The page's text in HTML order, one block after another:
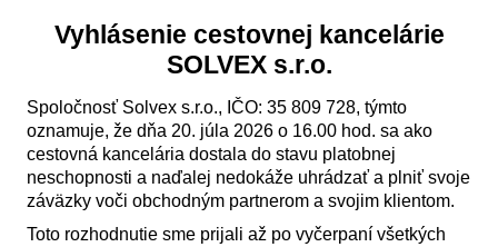
Vyhlásenie cestovnej kancelárie
SOLVEX s.r.o.
Spoločnosť Solvex s.r.o., IČO: 35 809 728, týmto
oznamuje, že dňa 20. júla 2026 o 16.00 hod. sa ako
cestovná kancelária dostala do stavu platobnej
neschopnosti a naďalej nedokáže uhrádzať a plniť svoje
záväzky voči obchodným partnerom a svojim klientom.
Toto rozhodnutie sme prijali až po vyčerpaní všetkých